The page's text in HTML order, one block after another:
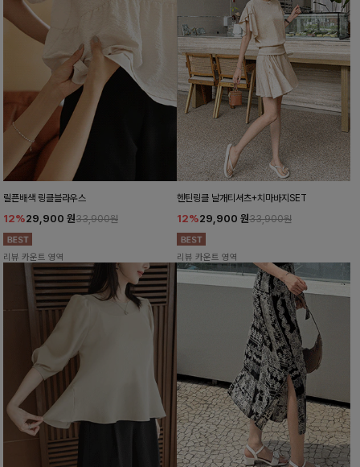
릴픈배색 링클블라우스
12%29,900 원33,900원
리뷰 카운트 영역
헨틴링클 날개티셔츠+치마바지SET
12%29,900 원33,900원
리뷰 카운트 영역